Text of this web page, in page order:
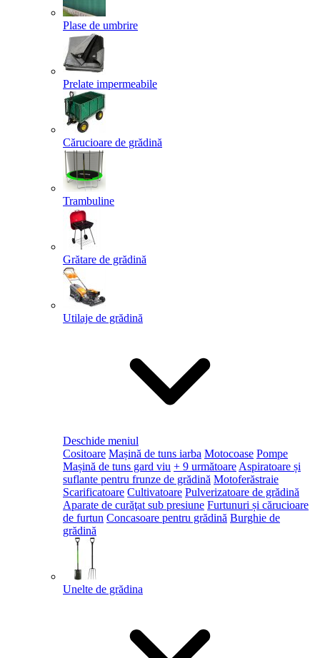
Plase de umbrire
Prelate impermeabile
Cărucioare de grădină
Trambuline
Grătare de grădină
Utilaje de grădină
Deschide meniul
Cositoare Mașină de tuns iarba Motocoase Pompe
Mașină de tuns gard viu + 9 următoare Aspiratoare și
suflante pentru frunze de grădină Motoferăstraie
Scarificatoare Cultivatoare Pulverizatoare de grădină
Aparate de curăţat sub presiune Furtunuri și cărucioare
de furtun Concasoare pentru grădină Burghie de
grădină
Unelte de grădina